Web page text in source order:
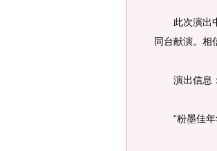
此次演出中
同台献演。相
演出信息：
“粉墨佳年